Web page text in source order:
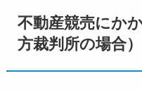
不動産競売にか
方裁判所の場合）